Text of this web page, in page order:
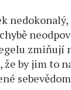
zmiňují
že by jim to